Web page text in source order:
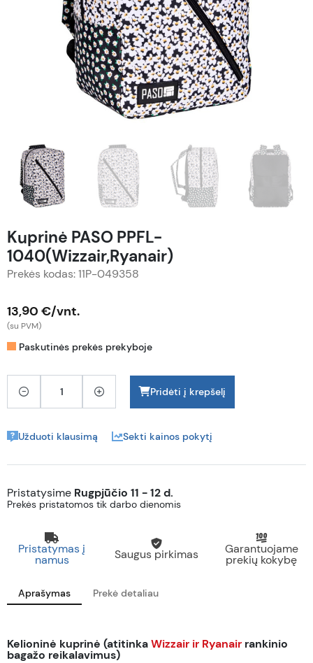
Kuprinė PASO PPFL-
1040(Wizzair,Ryanair)
Prekės kodas: 11P-049358
13,90 €/vnt.
(su PVM)
Paskutinės prekės prekyboje
Pridėti į krepšelį
Užduoti klausimą Sekti kainos pokytį
Pristatysime Rugpjūčio 11 - 12 d.
Prekės pristatomos tik darbo dienomis
Pristatymas į
namus Saugus pirkimas Garantuojame
prekių kokybę
Aprašymas Prekė detaliau
Kelioninė kuprinė (atitinkaWizzair ir Ryanair rankinio
bagažo reikalavimus)